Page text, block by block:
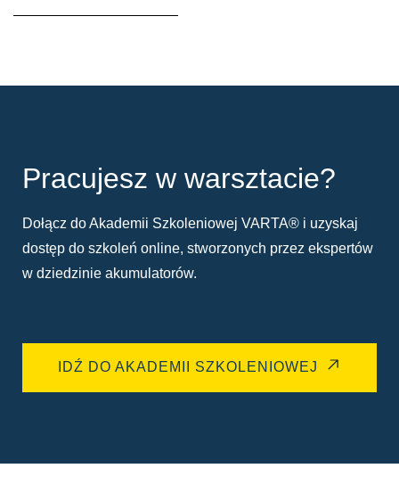
Pracujesz w warsztacie?
Dołącz do Akademii Szkoleniowej VARTA® i uzyskaj
dostęp do szkoleń online, stworzonych przez ekspertów
w dziedzinie akumulatorów.
IDŹ DO AKADEMII SZKOLENIOWEJ